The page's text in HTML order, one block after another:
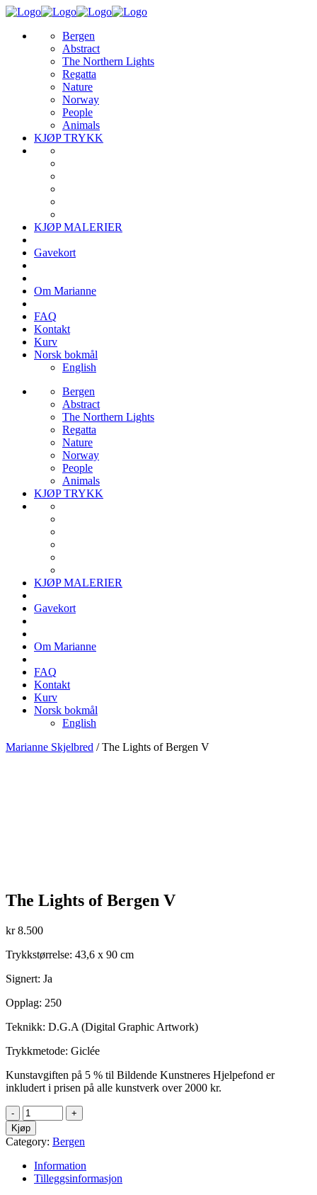
Bergen
Abstract
The Northern Lights
Regatta
Nature
Norway
People
Animals
KJØP TRYKK
KJØP MALERIER
Gavekort
Om Marianne
FAQ
Kontakt
Kurv
Norsk bokmål
English
Bergen
Abstract
The Northern Lights
Regatta
Nature
Norway
People
Animals
KJØP TRYKK
KJØP MALERIER
Gavekort
Om Marianne
FAQ
Kontakt
Kurv
Norsk bokmål
English
Marianne Skjelbred /The Lights of Bergen V
The Lights of Bergen V
kr8.500
Trykkstørrelse: 43,6 x 90 cm
Signert: Ja
Opplag: 250
Teknikk: D.G.A (Digital Graphic Artwork)
Trykkmetode: Giclée
Kunstavgiften på 5 % til Bildende Kunstneres Hjelpefond er
inkludert i prisen på alle kunstverk over 2000 kr.
Kjøp
Category: Bergen
Information
Tilleggsinformasjon